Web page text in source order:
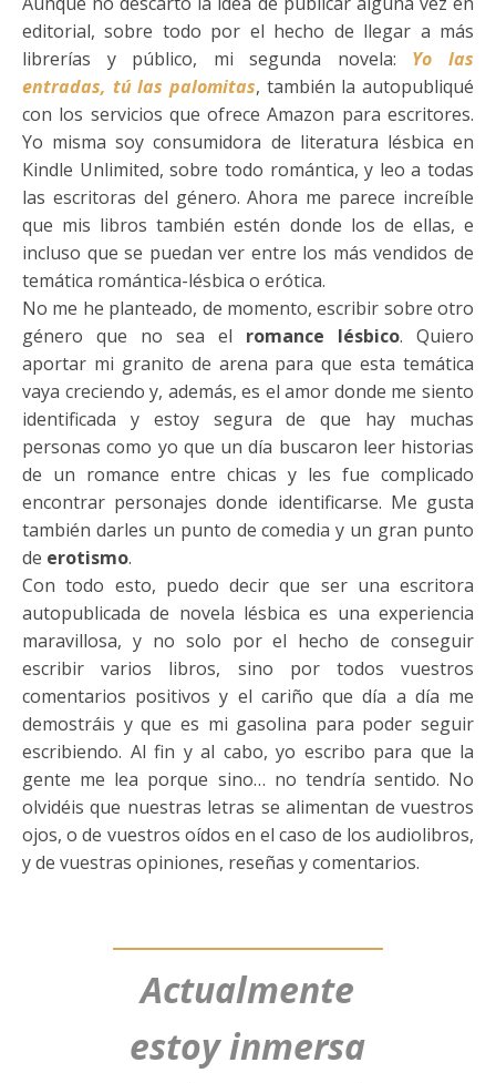
editorial, sobre todo por el hecho de llegar a más
librerías y público, mi segunda novela:
Yo las
entradas, tú las palomitas, también la autopubliqué
con los servicios que ofrece Amazon para escritores.
Yo misma soy consumidora de literatura lésbica en
Kindle Unlimited, sobre todo romántica, y leo a todas
las escritoras del género. Ahora me parece increíble
que mis libros también estén donde los de ellas, e
incluso que se puedan ver entre los más vendidos de
temática romántica-lésbica o erótica.
No me he planteado, de momento, escribir sobre otro
género que no sea el romance lésbico. Quiero
aportar mi granito de arena para que esta temática
vaya creciendo y, además, es el amor donde me siento
identificada y estoy segura de que hay muchas
personas como yo que un día buscaron leer historias
de un romance entre chicas y les fue complicado
encontrar personajes donde identificarse. Me gusta
también darles un punto de comedia y un gran punto
de erotismo.
Con todo esto, puedo decir que ser una escritora
autopublicada de novela lésbica es una experiencia
maravillosa, y no solo por el hecho de conseguir
escribir varios libros, sino por todos vuestros
comentarios positivos y el cariño que día a día me
demostráis y que es mi gasolina para poder seguir
escribiendo. Al fin y al cabo, yo escribo para que la
gente me lea porque sino… no tendría sentido. No
olvidéis que nuestras letras se alimentan de vuestros
ojos, o de vuestros oídos en el caso de los audiolibros,
y de vuestras opiniones, reseñas y comentarios.
Actualmente
estoy inmersa